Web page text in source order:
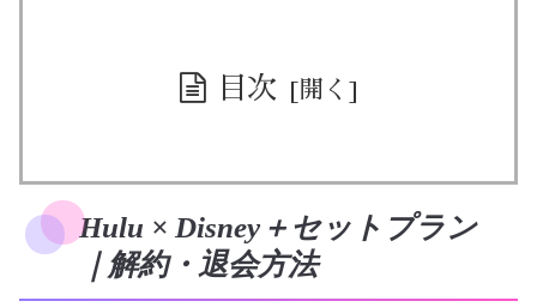
目次
Hulu × Disney＋セットプラン
｜解約・退会方法